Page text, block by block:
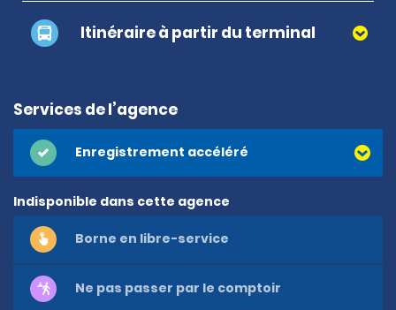
Itinéraire à partir du terminal
Services de l’agence
Enregistrement accéléré
Indisponible dans cette agence
Borne en libre-service
Ne pas passer par le comptoir